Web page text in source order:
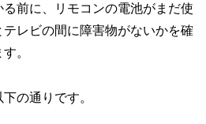
前に、リモコンの電池がまだ使
レビの間に障害物がないかを確
。
の通りです。